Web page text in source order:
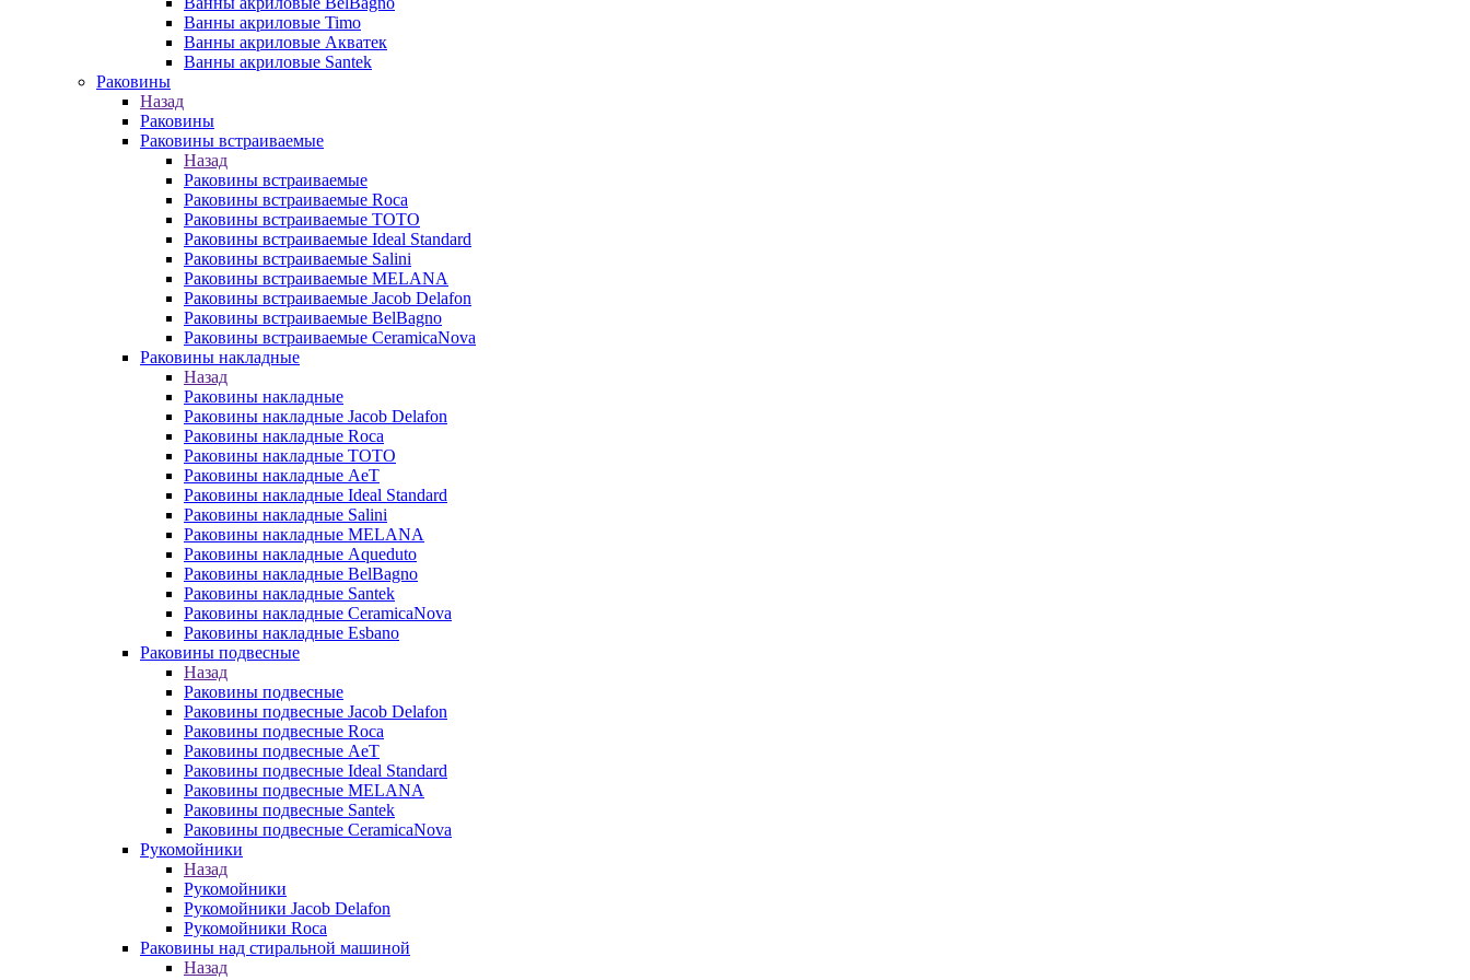
Ванны акриловые Timo
Ванны акриловые Акватек
Ванны акриловые Santek
Раковины
Назад
Раковины
Раковины встраиваемые
Назад
Раковины встраиваемые
Раковины встраиваемые Roca
Раковины встраиваемые TOTO
Раковины встраиваемые Ideal Standard
Раковины встраиваемые Salini
Раковины встраиваемые MELANA
Раковины встраиваемые Jacob Delafon
Раковины встраиваемые BelBagno
Раковины встраиваемые CeramicaNova
Раковины накладные
Назад
Раковины накладные
Раковины накладные Jacob Delafon
Раковины накладные Roca
Раковины накладные TOTO
Раковины накладные AeT
Раковины накладные Ideal Standard
Раковины накладные Salini
Раковины накладные MELANA
Раковины накладные Aqueduto
Раковины накладные BelBagno
Раковины накладные Santek
Раковины накладные CeramicaNova
Раковины накладные Esbano
Раковины подвесные
Назад
Раковины подвесные
Раковины подвесные Jacob Delafon
Раковины подвесные Roca
Раковины подвесные AeT
Раковины подвесные Ideal Standard
Раковины подвесные MELANA
Раковины подвесные Santek
Раковины подвесные CeramicaNova
Рукомойники
Назад
Рукомойники
Рукомойники Jacob Delafon
Рукомойники Roca
Раковины над стиральной машиной
Назад